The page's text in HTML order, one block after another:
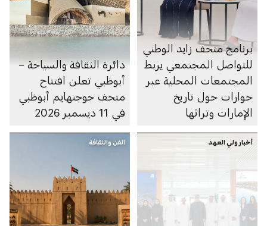
برنامج متحف زايد الوطني
للتواصل المجتمعي يربط
المجتمعات المحلية عبر
حوارات حول تاريخ
الإمارات وتراثها
دائرة الثقافة والسياحة –
أبوظبي تعلن افتتاح
متحف جوجنهايم أبوظبي
في 11 ديسمبر 2026
أخبار ولي العهد الفن والثقافة